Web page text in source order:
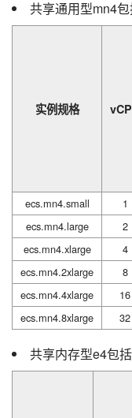
共享通用型mn4包
实例规格
ecs.mn4.small 1
ecs.mn4.large
2
ecs.mn4.xlarge
4
ecs.mn4.2xlarge
8
ecs.mn4.4xlarge
16
ecs.mn4.8xlarge
32
共享内存型e4包